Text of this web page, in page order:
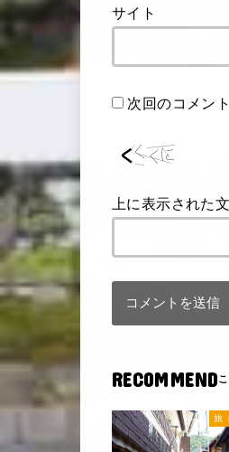
サイト
次回のコメン
上に表示された
RECOMMEND
旅